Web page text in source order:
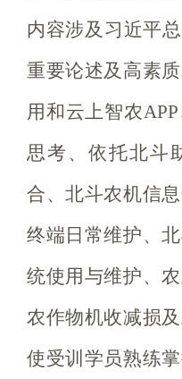
内容涉及习近平
重要论述及高素
用和云上智农
思考、依托北斗
合、北斗农机信
终端日常维护、
统使用与维护、
农作物机收减损
使受训学员熟练